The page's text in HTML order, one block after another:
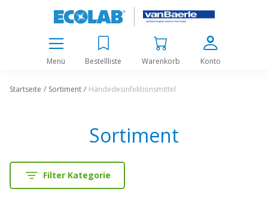
Menü Bestellliste Warenkorb Konto
Startseite Sortiment Händedesinfektionsmittel
Sortiment
Filter Kategorie